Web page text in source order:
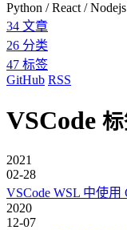
Python / React / Nodejs
34 文章
26 分类
47 标签
GitHub RSS
VSCode
2021
02-28
VSCode WSL 中使用
2020
12-07